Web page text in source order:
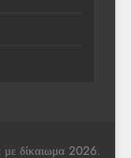
με δίκαιωμα 2026.